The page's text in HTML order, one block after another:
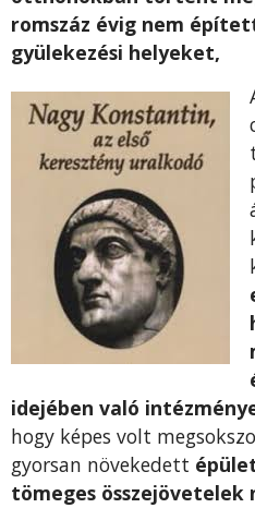
romszáz évig nem
gyülekezési helyeket,
idejében való
hogy képes volt
gyorsan növekedett
tömeges összejö­vetelek